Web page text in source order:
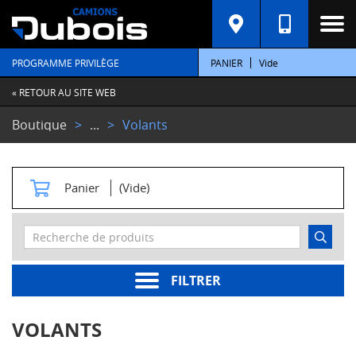
PROGRAMME PRIVILÈGE PANIER Vide
« RETOUR AU SITE WEB
Boutique ... Volants
Panier (Vide)
FILTRER
C
A
T
É
G
O
R
E
S
t
e
r
moteur
VOLANTS